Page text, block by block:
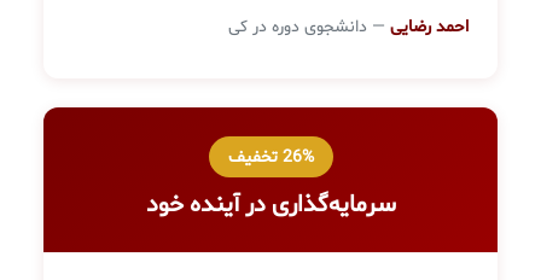
احمد رضایی — دانشجوی دوره در کی
26% تخفیف
سرمایه‌گذاری در آینده خود